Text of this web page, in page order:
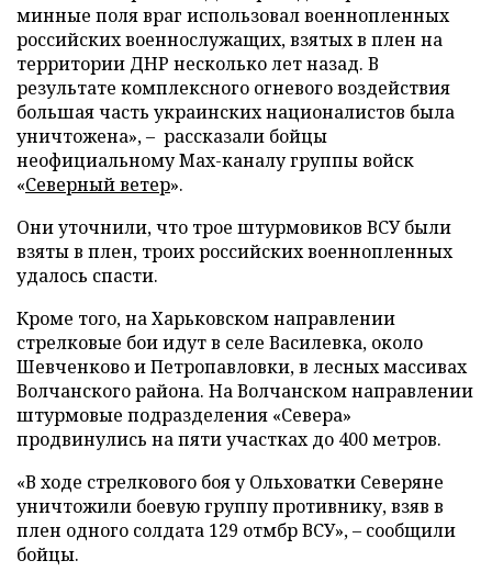
минные поля враг использовал военнопленных
российских военнослужащих, взятых в плен на
территории ДНР несколько лет назад. В
результате комплексного огневого воздействия
большая часть украинских националистов была
уничтожена», – рассказали бойцы
неофициальному Max-каналу группы войск
«Северный ветер».
Они уточнили, что трое штурмовиков ВСУ были
взяты в плен, троих российских военнопленных
удалось спасти.
Кроме того, на Харьковском направлении
стрелковые бои идут в селе Василевка, около
Шевченково и Петропавловки, в лесных массивах
Волчанского района. На Волчанском направлении
штурмовые подразделения «Севера»
продвинулись на пяти участках до 400 метров.
«В ходе стрелкового боя у Ольховатки Северяне
уничтожили боевую группу противнику, взяв в
плен одного солдата 129 отмбр ВСУ», – сообщили
бойцы.